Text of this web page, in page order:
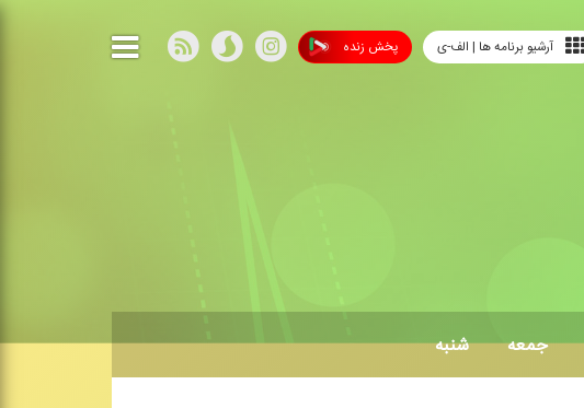
پخش زنده آرشیو برنامه ها | الف-ی
جمعه شنبه